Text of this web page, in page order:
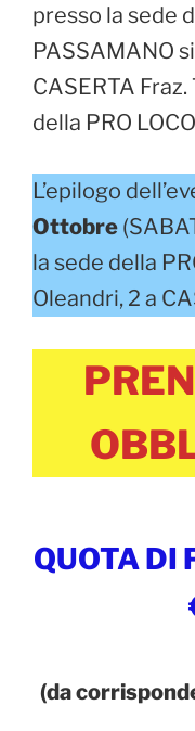
presso la sede
PASSAMANO
CASERTA
della PRO
L’epilogo
Ottobre
la sede della
Oleandri, 2 a
QUOTA DI
(da